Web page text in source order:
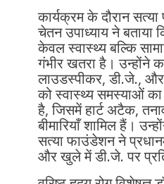
कार्यक्रम के दौरान
चेतन उपाध्याय ने बताया
केवल स्वास्थ्य बल्कि
गंभीर खतरा है। उन्होंने
लाउडस्पीकर, डी.जे.,
को स्वास्थ्य समस्याओं का
है, जिसमें हार्ट अटैक,
बीमारियाँ शामिल हैं।
सत्या फाउंडेशन ने
और खुले में डी.जे. पर